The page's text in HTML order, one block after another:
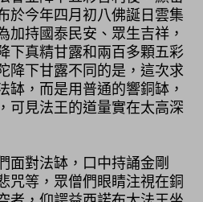
於今年四月初八佛誕日雲集
加持國泰民安、眾生吉祥，
下真精甘露和兩百多顆五彩
降下甘露不同的是，這次求
缽，而是用普通的響銅缽，
可見法王的道量實在太高深
面對法缽，口中持誦金剛
咒等，眾僧們眼睛注視在銅